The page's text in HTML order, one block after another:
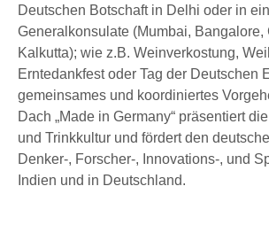
Deutschen Botschaft in Delhi oder in
Generalkonsulate (Mumbai, Bangalore,
Kalkutta); wie z.B. Weinverkostung,
Erntedankfest oder Tag der Deutschen
gemeinsames und koordiniertes
Dach „Made in Germany“ präsentiert
und Trinkkultur und fördert den
Denker-, Forscher-, Innovations-, und
Indien und in Deutschland.